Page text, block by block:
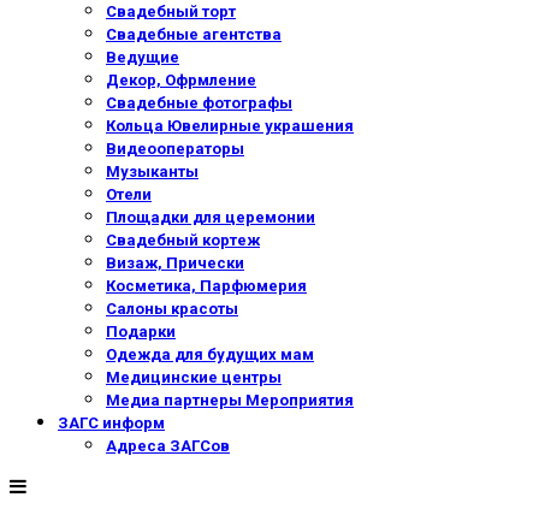
Свадебный торт
Свадебные агентства
Ведущие
Декор, Офрмление
Свадебные фотографы
Кольца Ювелирные украшения
Видеооператоры
Музыканты
Отели
Площадки для церемонии
Свадебный кортеж
Визаж, Прически
Косметика, Парфюмерия
Салоны красоты
Подарки
Одежда для будущих мам
Медицинские центры
Медиа партнеры Мероприятия
ЗАГС информ
Адреса ЗАГСов